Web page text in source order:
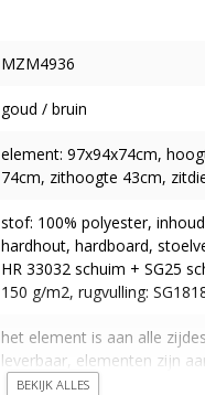
MZM4936
goud / bruin
element: 97x94x74cm,
74cm, zithoogte 43cm,
stof: 100% polyester,
hardhout, hardboard,
HR 33032 schuim + SG25
150 g/m2, rugvulling:
het element is aan alle
leverbaar, elementen zijn
klemmen.
BEKIJK ALLES